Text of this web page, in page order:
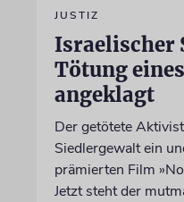
JUSTIZ
Israelischer
Tötung
angeklagt
Der getötete
Siedlergewalt ein
prämierten Film
Jetzt steht der